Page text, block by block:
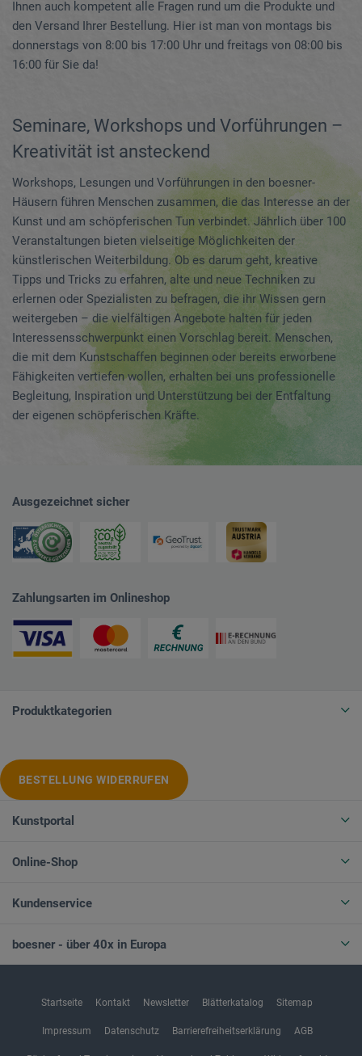
Ihnen auch kompetent alle Fragen rund um die Produkte und
den Versand Ihrer Bestellung. Hier ist man von montags bis
donnerstags von 8:00 bis 17:00 Uhr und freitags von 08:00 bis
16:00 für Sie da!
Seminare, Workshops und Vorführungen –
Kreativität ist ansteckend
Workshops, Lesungen und Vorführungen in den boesner-
Häusern führen Menschen zusammen, die das Interesse an der
Kunst und am schöpferischen Tun verbindet. Jährlich über 100
Veranstaltungen bieten vielseitige Möglichkeiten der
künstlerischen Weiterbildung. Ob es darum geht, kreative
Tipps und Tricks zu erfahren, alte und neue Techniken zu
erlernen oder Spezialisten zu befragen, die ihr Wissen gern
weitergeben – die vielfältigen Angebote halten für jeden
Interessensschwerpunkt einen Vorschlag bereit. Menschen,
die mit dem Kunstschaffen beginnen oder bereits erworbene
Fähigkeiten vertiefen wollen, erhalten bei uns professionelle
Begleitung, Inspiration und Unterstützung bei der Entfaltung
der eigenen schöpferischen Kräfte.
Ausgezeichnet sicher
Zahlungsarten im Onlineshop
Produktkategorien
BESTELLUNG WIDERRUFEN
Kunstportal
Online-Shop
Kundenservice
boesner - über 40x in Europa
Startseite Kontakt Newsletter Blätterkatalog Sitemap
Impressum Datenschutz Barrierefreiheitserklärung AGB